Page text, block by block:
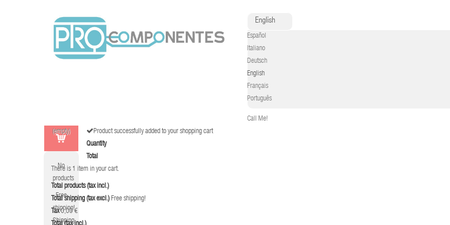
English
Español
Italiano
Deutsch
English
Français
Português
Call Me!
(empty)
No
products
Free
shipping!
Shipping
Product successfully added to your shopping cart
Quantity
Total
There is 1 item in your cart.
Total products (tax incl.)
Total shipping (tax excl.) Free shipping!
Tax 0,00 €